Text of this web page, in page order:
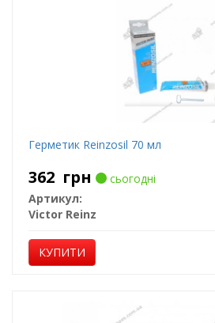
Герметик Reinzosil 70 мл
362 грн
сьогодні
Артикул:
Victor Reinz
КУПИТИ